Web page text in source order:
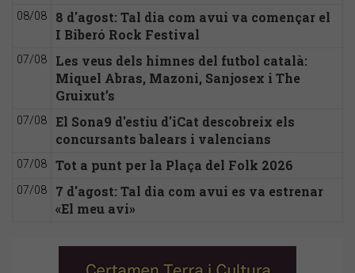
08/08
8 d'agost: Tal dia com avui va començar el
I Biberó Rock Festival
07/08
Les veus dels himnes del futbol català:
Miquel Abras, Mazoni, Sanjosex i The
Gruixut’s
07/08
El Sona9 d'estiu d'iCat descobreix els
concursants balears i valencians
07/08 Tot a punt per la Plaça del Folk 2026
07/08
7 d'agost: Tal dia com avui es va estrenar
«El meu avi»